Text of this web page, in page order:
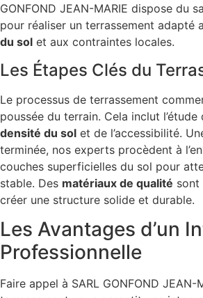
GONFOND JEAN-MARIE dispose du
pour réaliser un terrassement adapté
du sol et aux contraintes locales.
Les Étapes Clés du
Le processus de terrassement
poussée du terrain. Cela inclut l’étude
densité du sol et de l’accessibilité.
terminée, nos experts procèdent à
couches superficielles du sol pour
stable. Des matériaux de qualité sont
créer une structure solide et durable.
Les Avantages d’un
Professionnelle
Faire appel à SARL GONFOND